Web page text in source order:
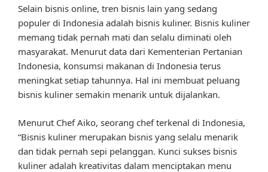
Selain bisnis online, tren bisnis lain yang sedang
populer di Indonesia adalah bisnis kuliner. Bisnis kuliner
memang tidak pernah mati dan selalu diminati oleh
masyarakat. Menurut data dari Kementerian Pertanian
Indonesia, konsumsi makanan di Indonesia terus
meningkat setiap tahunnya. Hal ini membuat peluang
bisnis kuliner semakin menarik untuk dijalankan.
Menurut Chef Aiko, seorang chef terkenal di Indonesia,
“Bisnis kuliner merupakan bisnis yang selalu menarik
dan tidak pernah sepi pelanggan. Kunci sukses bisnis
kuliner adalah kreativitas dalam menciptakan menu